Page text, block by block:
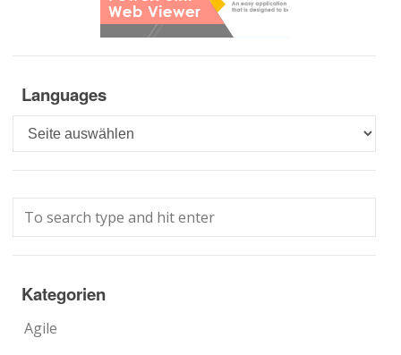
Languages
Languages
Kategorien
Agile